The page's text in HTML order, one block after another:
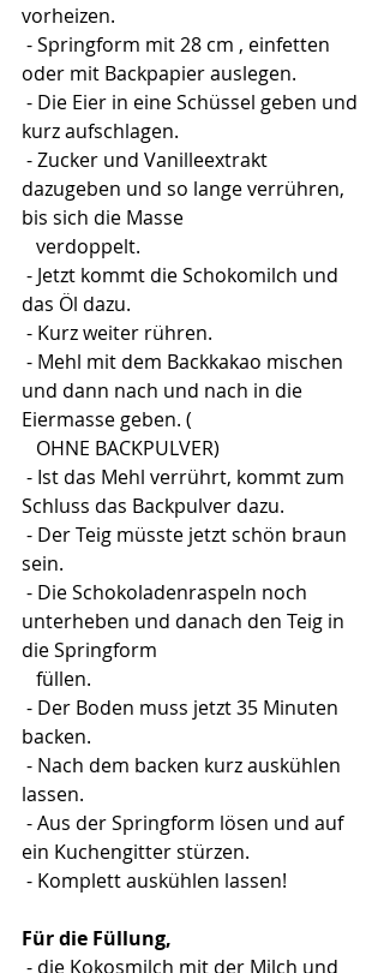
vorheizen.
oder mit Backpapier auslegen.
kurz aufschlagen.
dazugeben und so lange verrühren,
bis sich die Masse
   verdoppelt.
das Öl dazu.
- Kurz weiter rühren.
und dann nach und nach in die
Eiermasse geben. (
   OHNE BACKPULVER)
Schluss das Backpulver dazu.
sein.
unterheben und danach den Teig in
die Springform
   füllen.
backen.
lassen.
ein Kuchengitter stürzen.
- Komplett auskühlen lassen!
Für die Füllung,